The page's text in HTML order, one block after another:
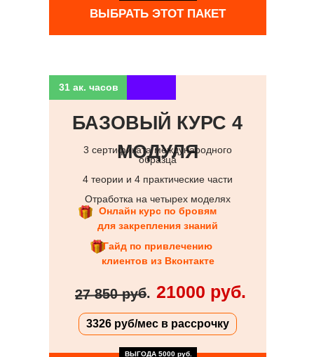
ВЫБРАТЬ ЭТОТ ПАКЕТ
БАЗОВЫЙ КУРС 4
МОДУЛЯ
3 сертификата международного
образца
4 теории и 4 практические части
Отработка на четырех моделях
Онлайн курс по бровям
для закрепления знаний
Гайд по привлечению
клиентов из Вконтакте
31 ак. часов
ВЫГОДА 5000 руб.
27 850 руб. 21000 руб.
3326 руб/мес в рассрочку